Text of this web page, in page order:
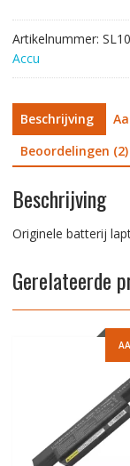
S
aantal
Artikelnummer:
Accu
Beschrijving
Beoordelingen (2)
Beschrijving
Originele batterij
Gerelateerde